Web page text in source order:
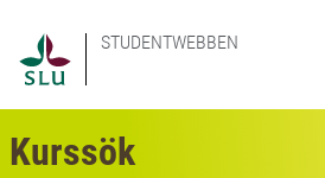
STUDENTWEBBEN
Kurssök